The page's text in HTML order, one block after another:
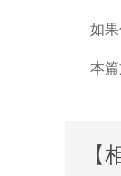
如
本
【